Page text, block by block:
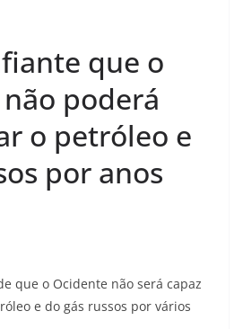
que o
poderá
o petróleo e
por anos
que o Ocidente não será capaz
e do gás russos por vários